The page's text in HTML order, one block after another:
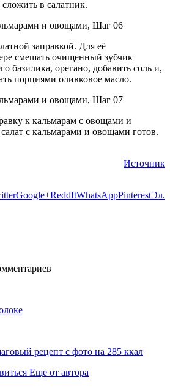
в салатник.
заправкой. Для её
смешать очищенный зубчик
базилика, орегано, добавить соль и,
порциями оливковое масло.
к кальмарам с овощами и
с кальмарами и овощами готов.
Источник
Google+ReddItWhatsAppPinterestЭл.
рецепт с фото на 285 ккал
Еще от автора